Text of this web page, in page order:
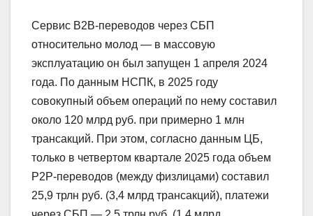
Сервис В2В-переводов через СБП
относительно молод — в массовую
эксплуатацию он был запущен 1 апреля 2024
года. По данным НСПК, в 2025 году
совокупный объем операций по нему составил
около 120 млрд руб. при примерно 1 млн
трансакций. При этом, согласно данным ЦБ,
только в четвертом квартале 2025 года объем
Р2Р-переводов (между физлицами) составил
25,9 трлн руб. (3,4 млрд трансакций), платежи